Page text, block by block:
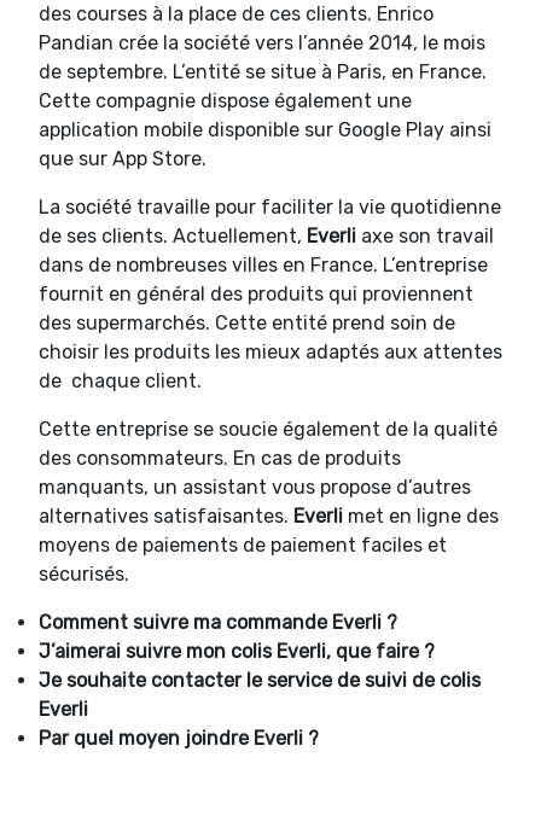
des courses à la place de ces clients. Enrico
Pandian crée la société vers l’année 2014, le mois
de septembre. L’entité se situe à Paris, en France.
Cette compagnie dispose également une
application mobile disponible sur Google Play ainsi
que sur App Store.
La société travaille pour faciliter la vie quotidienne
de ses clients. Actuellement, Everli axe son travail
dans de nombreuses villes en France. L’entreprise
fournit en général des produits qui proviennent
des supermarchés. Cette entité prend soin de
choisir les produits les mieux adaptés aux attentes
de chaque client.
Cette entreprise se soucie également de la qualité
des consommateurs. En cas de produits
manquants, un assistant vous propose d’autres
alternatives satisfaisantes. Everli met en ligne des
moyens de paiements de paiement faciles et
sécurisés.
Comment suivre ma commande Everli ?
J’aimerai suivre mon colis Everli, que faire ?
Je souhaite contacter le service de suivi de colis
Everli
Par quel moyen joindre Everli ?